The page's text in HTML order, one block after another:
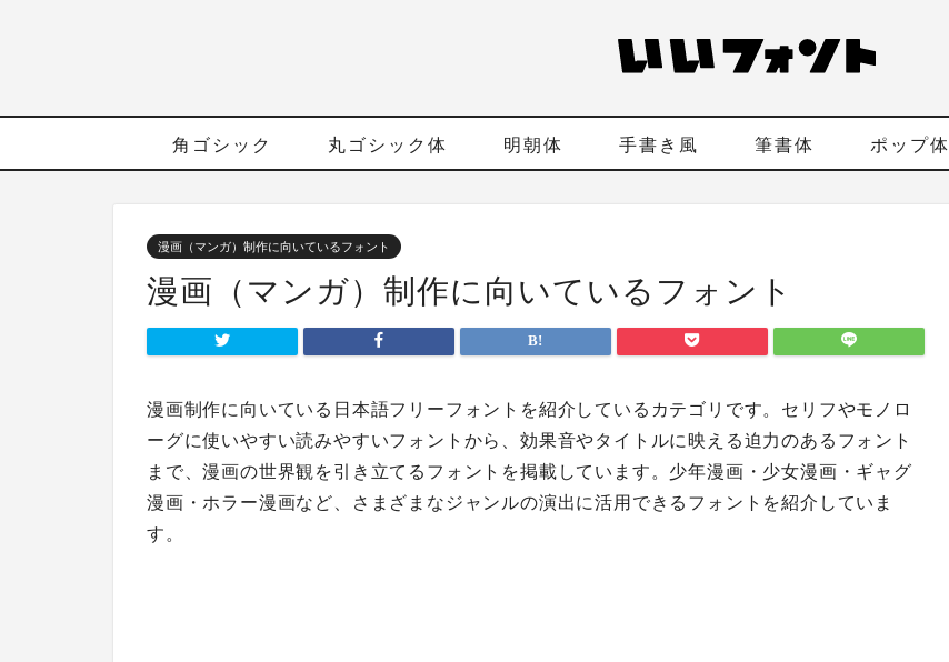
角ゴシック 丸ゴシック体 明朝体 手書き風 筆書体 ポップ体
漫画（マンガ）制作に向いているフォント
漫画（マンガ）制作に向いているフォント
漫画制作に向いている日本語フリーフォントを紹介しているカテゴリです。セリフやモノロ
ーグに使いやすい読みやすいフォントから、効果音やタイトルに映える迫力のあるフォント
まで、漫画の世界観を引き立てるフォントを掲載しています。少年漫画・少女漫画・ギャグ
漫画・ホラー漫画など、さまざまなジャンルの演出に活用できるフォントを紹介していま
す。